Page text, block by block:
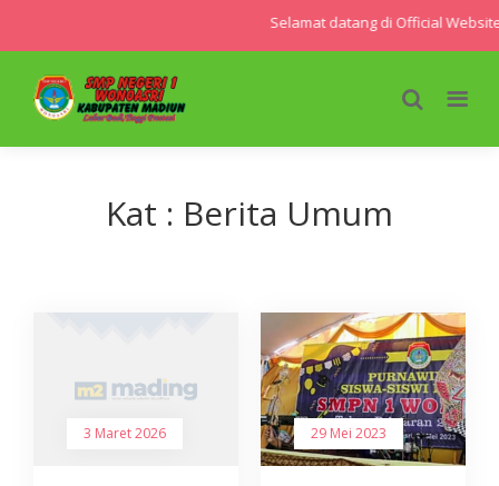
Selamat datang di Official
Kat : Berita Umum
3 Maret 2026 29 Mei 2023